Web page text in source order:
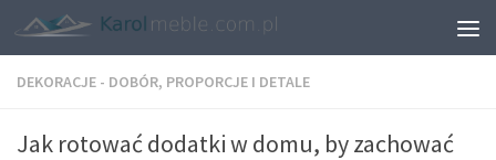
DEKORACJE - DOBÓR, PROPORCJE I DETALE
Jak rotować dodatki w domu, by zachować